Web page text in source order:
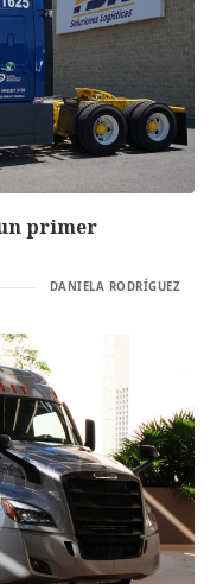
primer
DANIELA RODRÍGUEZ